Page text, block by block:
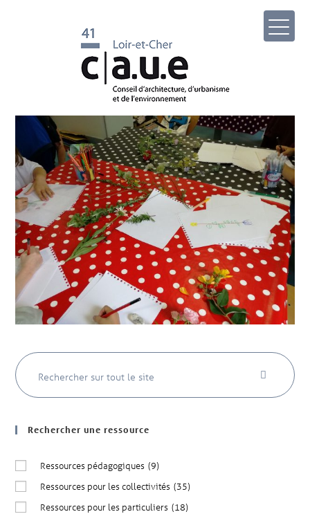
Rechercher une ressource
Ressources pédagogiques (9)
Ressources pour les collectivités (35)
Ressources pour les particuliers (18)